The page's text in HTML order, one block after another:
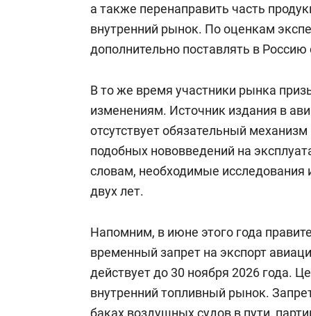
а также перенаправить часть
внутренний рынок. По оценкам
дополнительно поставлять в
В то же время участники рынка
изменениям. Источник издания в
отсутствует обязательный
подобных нововведений на
словам, необходимые исследования
двух лет.
Напомним, в июне этого года
временный запрет на экспорт
действует до 30 ноября 2026 года.
внутренний топливный рынок.
баках воздушных судов в пути,